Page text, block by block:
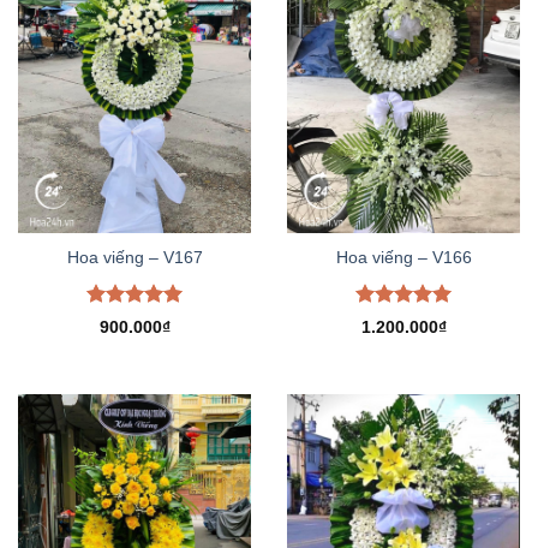
Hoa viếng – V167
Được xếp
900.000₫
Hoa viếng – V166
Được xếp
1.200.000₫